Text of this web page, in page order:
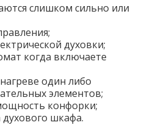
слишком сильно или
духовки;
когда включаете
один либо
элементов;
конфорки;
шкафа.